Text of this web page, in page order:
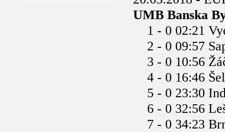
UMB Banska
1 - 0 02:21
2 - 0 09:57
3 - 0 10:56
4 - 0 16:46
5 - 0 23:30
6 - 0 32:56
7 - 0 34:23